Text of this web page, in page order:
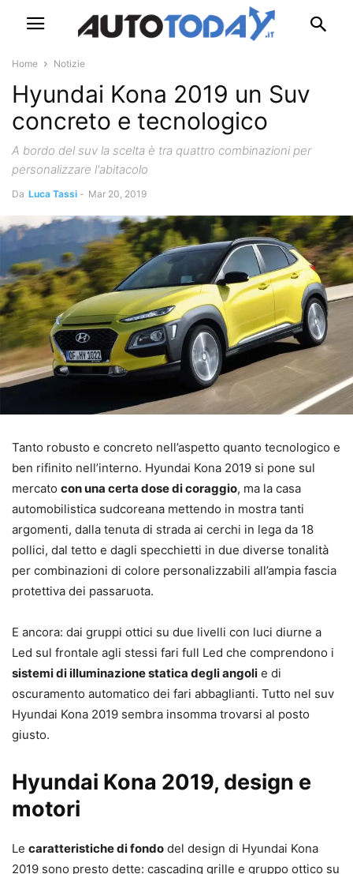
Home Notizie
Hyundai Kona 2019 un Suv
concreto e tecnologico
A bordo del suv la scelta è tra quattro combinazioni per
personalizzare l'abitacolo
Da Luca Tassi - Mar 20, 2019
Tanto robusto e concreto nell’aspetto quanto tecnologico e
ben rifinito nell’interno. Hyundai Kona 2019 si pone sul
mercato con una certa dose di coraggio, ma la casa
automobilistica sudcoreana mettendo in mostra tanti
argomenti, dalla tenuta di strada ai cerchi in lega da 18
pollici, dal tetto e dagli specchietti in due diverse tonalità
per combinazioni di colore personalizzabili all’ampia fascia
protettiva dei passaruota.
E ancora: dai gruppi ottici su due livelli con luci diurne a
Led sul frontale agli stessi fari full Led che comprendono i
sistemi di illuminazione statica degli angoli e di
oscuramento automatico dei fari abbaglianti. Tutto nel suv
Hyundai Kona 2019 sembra insomma trovarsi al posto
giusto.
Hyundai Kona 2019, design e
motori
Le caratteristiche di fondo del design di Hyundai Kona
2019 sono presto dette: cascading grille e gruppo ottico su